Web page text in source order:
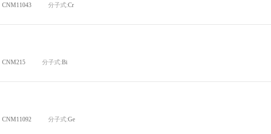
CNM11043 分子式:Cr
CNM215 分子式:Bi
CNM11092 分子式:Ge